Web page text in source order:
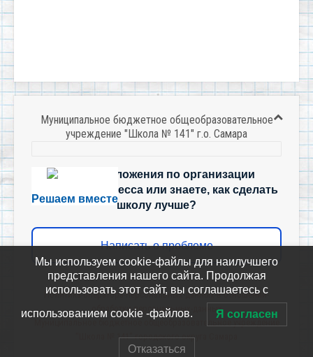
Муниципальное бюджетное общеобразовательное
учреждение "Школа № 141" г.о. Самара
Решаем вместе
Есть предложения по организации
учебного процесса или знаете, как сделать
школу лучше?
Написать о проблеме
Политика-оператора-персональных-данных-в-отношении-
обработки-персональных-данных
Муниципальное бюджетное общеобразовательное учреждение
"Школа № 141" городского округа Самара
Мы используем cookie-файлы для наилучшего
представления нашего сайта. Продолжая
использовать этот сайт, вы соглашаетесь с
использованием cookie -файлов. Я согласен
Отказаться